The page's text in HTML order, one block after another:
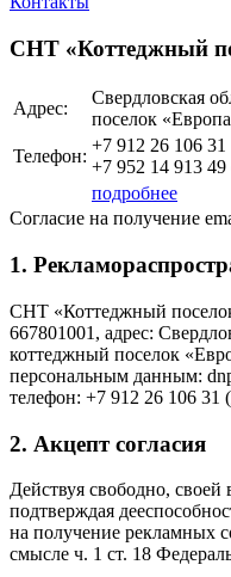
СНТ «Коттеджный
Адрес:
Свердловская
поселок
Телефон:
+7 912 26 106 31
+7 952 14 913 49
подробнее
Согласие на получение
1.
СНТ «Коттеджный
667801001, адрес:
коттеджный поселок
персональным данным:
телефон: +7 912 26 106
2. Акцепт согласия
Действуя свободно, своей
подтверждая
на получение рекламных
смысле ч. 1 ст. 18